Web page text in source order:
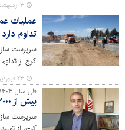
محوریت و
شده بود، خبر
۳ اردیبهشت ۰۵ - ۱۷:۴۷
عملیات
تداوم دارد
سرپرست
کرج از
شعبان
ضریب ایمنی
۲۳ فروردین ۰۵ - ۱۳:۴۶
طی سال ۱۴۰۴،
بیش از ۱۹۲۰۰۰ تن آسفالت تولید و توزیع شد
سرپرست